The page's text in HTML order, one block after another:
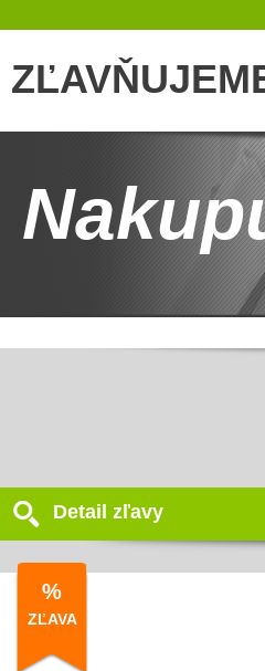
Detail zľavy
%
ZĽAVA